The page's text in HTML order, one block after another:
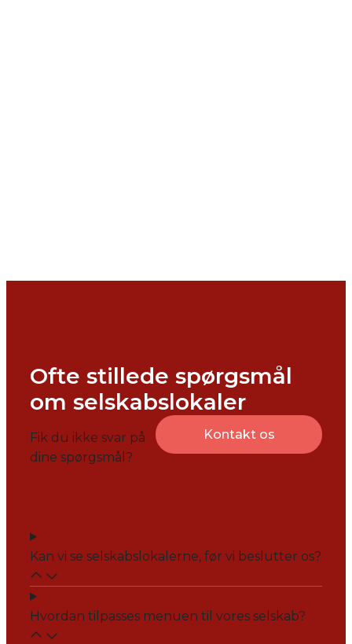
Ofte stillede spørgsmål
om selskabslokaler
Fik du ikke svar på
dine spørgsmål?
Kontakt os
Kan vi se selskabslokalerne, før vi beslutter os?
Hvordan tilpasses menuen til vores selskab?